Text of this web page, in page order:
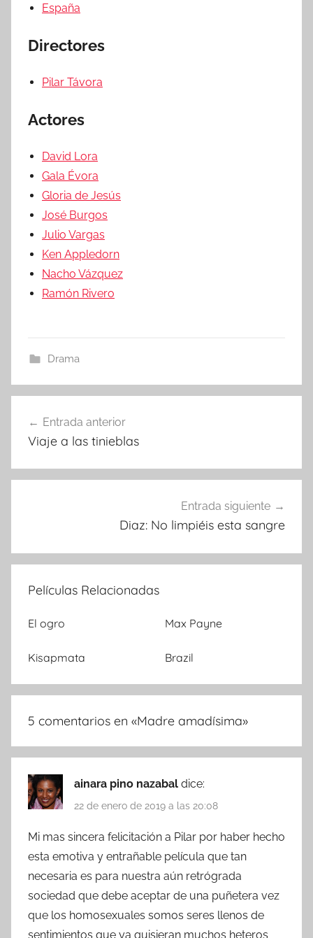
España
Directores
Pilar Távora
Actores
David Lora
Gala Évora
Gloria de Jesús
José Burgos
Julio Vargas
Ken Appledorn
Nacho Vázquez
Ramón Rivero
Drama
Navegación
de
entradas
Entrada anterior
Viaje a las tinieblas
Entrada siguiente
Diaz: No limpiéis esta sangre
Películas Relacionadas
El ogro Max Payne
Kisapmata Brazil
5 comentarios en «Madre amadísima»
ainara pino nazabal dice:
22 de enero de 2019 a las 20:08
Mi mas sincera felicitación a Pilar por haber hecho
esta emotiva y entrañable película que tan
necesaria es para nuestra aún retrógrada
sociedad que debe aceptar de una puñetera vez
que los homosexuales somos seres llenos de
sentimientos que ya quisieran muchos heteros